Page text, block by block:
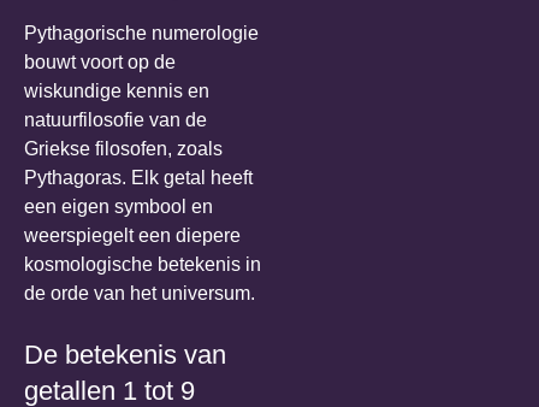
Pythagorische numerologie
bouwt voort op de
wiskundige kennis en
natuurfilosofie van de
Griekse filosofen, zoals
Pythagoras. Elk getal heeft
een eigen symbool en
weerspiegelt een diepere
kosmologische betekenis in
de orde van het universum.
De betekenis van
getallen 1 tot 9